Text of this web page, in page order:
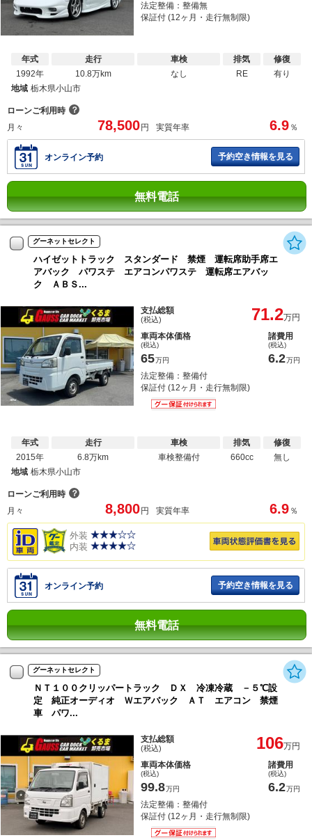
法定整備：整備無
保証付 (12ヶ月・走行無制限)
年式
1992年
走行
10.8万km
車検
なし
排気
RE
修復
有り
地域 栃木県小山市
ローンご利用時 ？
月々
78,500円 実質年率 6.9 ％
オンライン予約 予約空き情報を見る
無料電話
グーネットセレクト
ハイゼットトラック スタンダード 禁煙 運転席助手席エ
アバック パワステ エアコンパワステ 運転席エアバッ
ク ＡＢＳ...
支払総額
(税込) 71.2万円
車両本体価格
(税込)
65万円
諸費用
(税込)
6.2万円
法定整備：整備付
保証付 (12ヶ月・走行無制限)
年式
2015年
走行
6.8万km
車検
車検整備付
排気
660cc
修復
無し
地域 栃木県小山市
ローンご利用時 ？
月々
8,800 円 実質年率 6.9 ％
外装
内装
オンライン予約 予約空き情報を見る
無料電話
グーネットセレクト
ＮＴ１００クリッパートラック ＤＸ 冷凍冷蔵 －５℃設
定 純正オーディオ Ｗエアバック ＡＴ エアコン 禁煙
車 パワ...
支払総額
(税込) 106万円
車両本体価格
(税込)
99.8万円
諸費用
(税込)
6.2万円
法定整備：整備付
保証付 (12ヶ月・走行無制限)